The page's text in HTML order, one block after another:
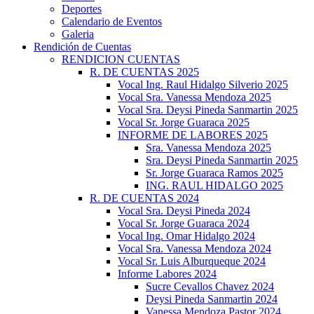
Deportes
Calendario de Eventos
Galeria
Rendición de Cuentas
RENDICION CUENTAS
R. DE CUENTAS 2025
Vocal Ing. Raul Hidalgo Silverio 2025
Vocal Sra. Vanessa Mendoza 2025
Vocal Sra. Deysi Pineda Sanmartin 2025
Vocal Sr. Jorge Guaraca 2025
INFORME DE LABORES 2025
Sra. Vanessa Mendoza 2025
Sra. Deysi Pineda Sanmartin 2025
Sr. Jorge Guaraca Ramos 2025
ING. RAUL HIDALGO 2025
R. DE CUENTAS 2024
Vocal Sra. Deysi Pineda 2024
Vocal Sr. Jorge Guaraca 2024
Vocal Ing. Omar Hidalgo 2024
Vocal Sra. Vanessa Mendoza 2024
Vocal Sr. Luis Alburqueque 2024
Informe Labores 2024
Sucre Cevallos Chavez 2024
Deysi Pineda Sanmartin 2024
Vanessa Mendoza Pastor 2024